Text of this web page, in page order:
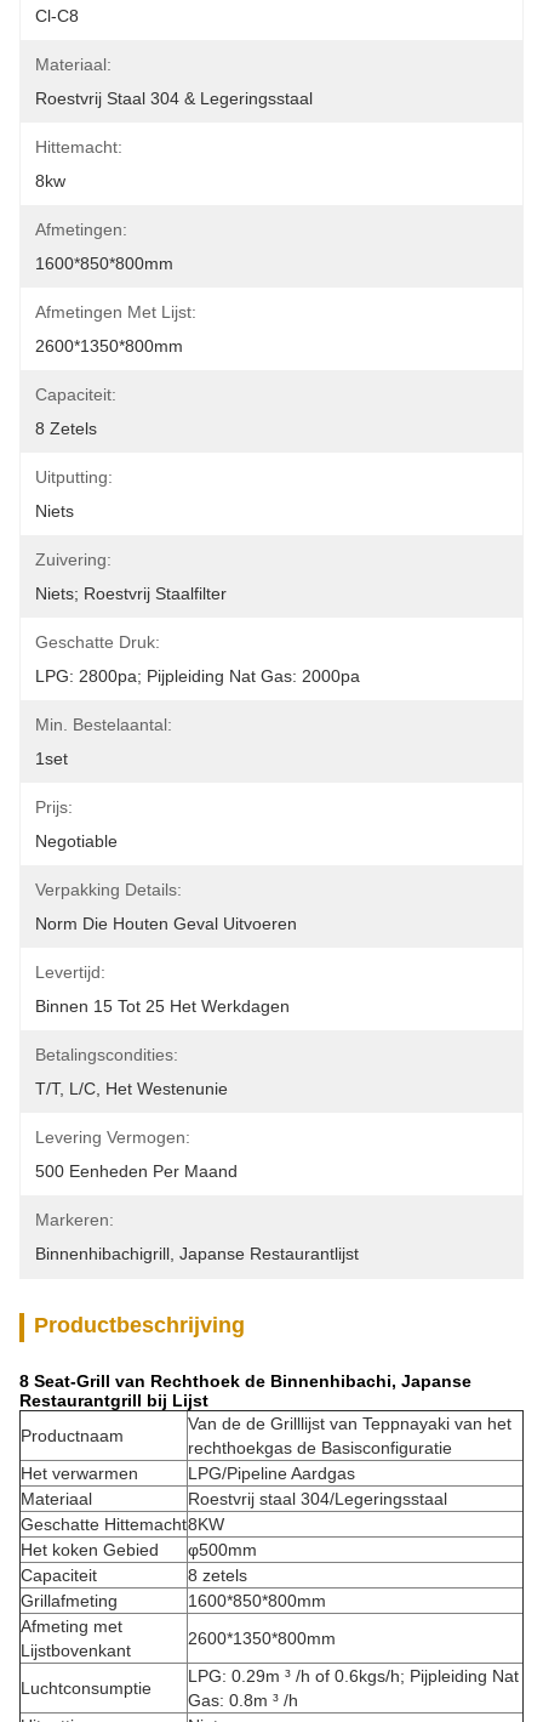
Cl-C8
Materiaal:
Roestvrij Staal 304 & Legeringsstaal
Hittemacht:
8kw
Afmetingen:
1600*850*800mm
Afmetingen Met Lijst:
2600*1350*800mm
Capaciteit:
8 Zetels
Uitputting:
Niets
Zuivering:
Niets; Roestvrij Staalfilter
Geschatte Druk:
LPG: 2800pa; Pijpleiding Nat Gas: 2000pa
Min. Bestelaantal:
1set
Prijs:
Negotiable
Verpakking Details:
Norm Die Houten Geval Uitvoeren
Levertijd:
Binnen 15 Tot 25 Het Werkdagen
Betalingscondities:
T/T, L/C, Het Westenunie
Levering Vermogen:
500 Eenheden Per Maand
Markeren:
Binnenhibachigrill Japanse Restaurantlijst
Productbeschrijving
8 Seat-Grill van Rechthoek de Binnenhibachi, Japanse
Restaurantgrill bij Lijst
Productnaam
Van de de Grilllijst van Teppnayaki van het
rechthoekgas de Basisconfiguratie
Het verwarmen
LPG/Pipeline Aardgas
Materiaal
Roestvrij staal 304/Legeringsstaal
Geschatte Hittemacht8KW
Het koken Gebied
φ500mm
Capaciteit
8 zetels
Grillafmeting
1600*850*800mm
Afmeting met
Lijstbovenkant
2600*1350*800mm
Luchtconsumptie
LPG: 0.29m ³ /h of 0.6kgs/h; Pijpleiding Nat
Gas: 0.8m ³ /h